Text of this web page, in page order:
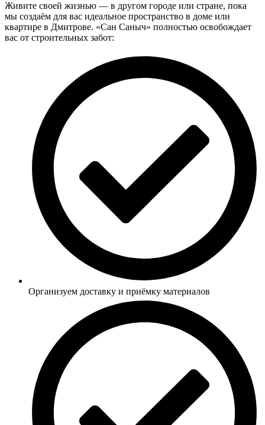
Живите своей жизнью — в другом городе или стране, пока
мы создаём для вас идеальное пространство в доме или
квартире в Дмитрове. «Сан Саныч» полностью освобождает
вас от строительных забот:
Организуем доставку и приёмку материалов